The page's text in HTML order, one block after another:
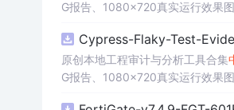
G报告、1080×720真实运行效果
源码、Logo、官方截图、论文、
Cypress-Flaky-Test-
原创本地工程审计与分析工具合集
G报告、1080×720真实运行效果